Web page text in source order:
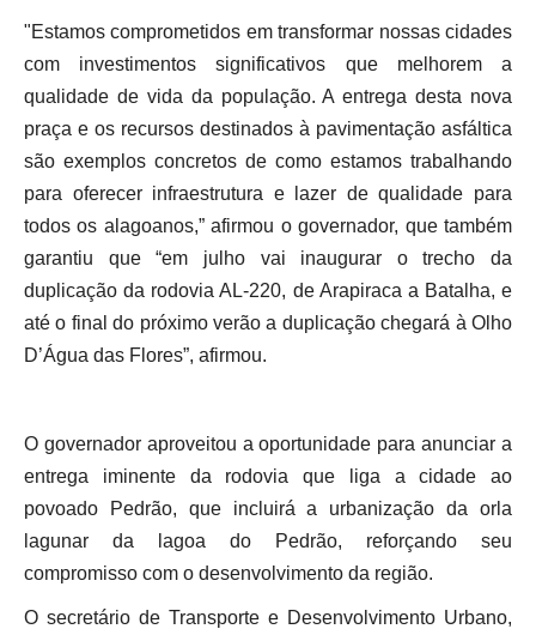
"Estamos comprometidos em transformar nossas cidades
com investimentos significativos que melhorem a
qualidade de vida da população. A entrega desta nova
praça e os recursos destinados à pavimentação asfáltica
são exemplos concretos de como estamos trabalhando
para oferecer infraestrutura e lazer de qualidade para
todos os alagoanos,” afirmou o governador, que também
garantiu que “em julho vai inaugurar o trecho da
duplicação da rodovia AL-220, de Arapiraca a Batalha, e
até o final do próximo verão a duplicação chegará à Olho
D’Água das Flores”, afirmou.
O governador aproveitou a oportunidade para anunciar a
entrega iminente da rodovia que liga a cidade ao
povoado Pedrão, que incluirá a urbanização da orla
lagunar da lagoa do Pedrão, reforçando seu
compromisso com o desenvolvimento da região.
O secretário de Transporte e Desenvolvimento Urbano,